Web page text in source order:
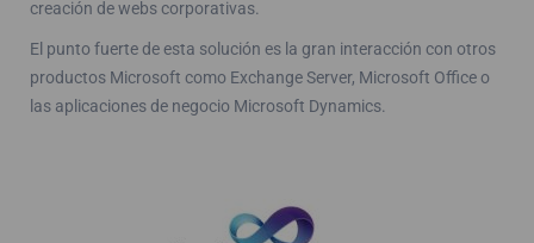
creación de webs corporativas.
El punto fuerte de esta solución es la gran interacción con otros
productos Microsoft como Exchange Server, Microsoft Office o
las aplicaciones de negocio Microsoft Dynamics.